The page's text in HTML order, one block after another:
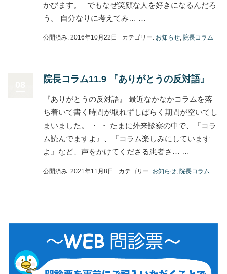
かびます。 でもなぜ笑顔な人を好きになるんだろ
う。 自分なりに考えてみ… …
公開済み: 2016年10月22日 カテゴリー: お知らせ, 院長コラム
院長コラム11.9 『ありがとうの反対語』
『ありがとうの反対語』 最近なかなかコラムを落
ち着いて書く時間が取れずしばらく期間が空いてし
まいました。 ・ ・ たまに外来診察の中で、『コラ
ム読んでますよ』、『コラム楽しみにしています
よ』など、声をかけてくださる患者さ… …
公開済み: 2021年11月8日 カテゴリー: お知らせ, 院長コラム